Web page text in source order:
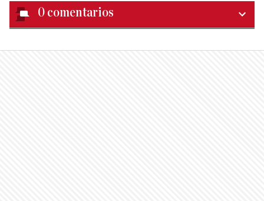
0 comentarios